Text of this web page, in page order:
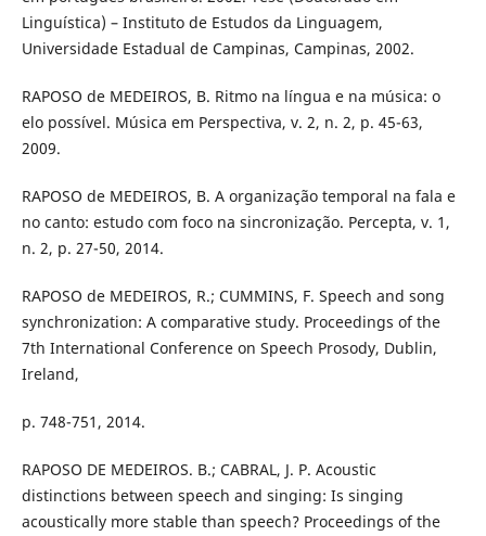
Linguística) – Instituto de Estudos da Linguagem,
Universidade Estadual de Campinas, Campinas, 2002.
RAPOSO de MEDEIROS, B. Ritmo na língua e na música: o
elo possível. Música em Perspectiva, v. 2, n. 2, p. 45-63,
2009.
RAPOSO de MEDEIROS, B. A organização temporal na fala e
no canto: estudo com foco na sincronização. Percepta, v. 1,
n. 2, p. 27-50, 2014.
RAPOSO de MEDEIROS, R.; CUMMINS, F. Speech and song
synchronization: A comparative study. Proceedings of the
7th International Conference on Speech Prosody, Dublin,
Ireland,
p. 748-751, 2014.
RAPOSO DE MEDEIROS. B.; CABRAL, J. P. Acoustic
distinctions between speech and singing: Is singing
acoustically more stable than speech? Proceedings of the